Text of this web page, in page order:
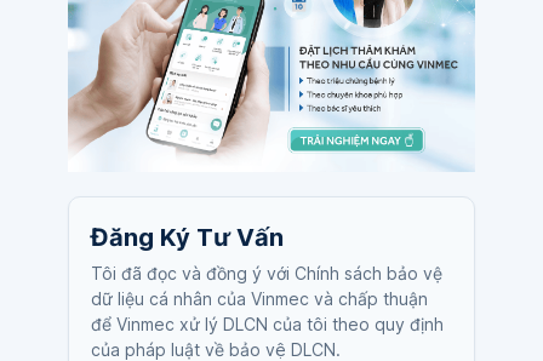
Đăng Ký Tư Vấn
Tôi đã đọc và đồng ý với Chính sách bảo vệ
dữ liệu cá nhân của Vinmec và chấp thuận
để Vinmec xử lý DLCN của tôi theo quy định
của pháp luật về bảo vệ DLCN.